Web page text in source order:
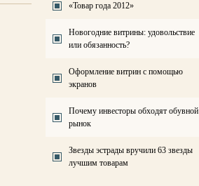
«Товар года 2012»
Новогодние витрины: удовольствие
или обязанность?
Оформление витрин с помощью
экранов
Почему инвесторы обходят обувной
рынок
Звезды эстрады вручили 63 звезды
лучшим товарам